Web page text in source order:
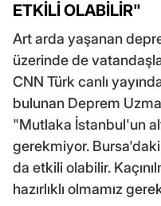
ETKİLİ OLABİLİR"
Art arda yaşanan
üzerinde de
CNN Türk canlı
bulunan Deprem
"Mutlaka İstanbul'un
gerekmiyor.
da etkili olabilir.
hazırlıklı olmamız